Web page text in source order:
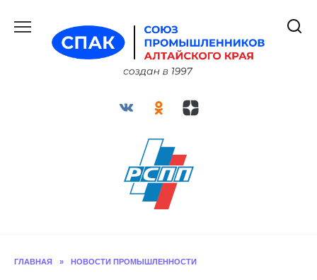
содержанию
ГЛАВНАЯ » НОВОСТИ ПРОМЫШЛЕННОСТИ